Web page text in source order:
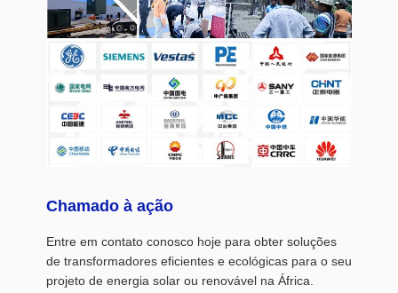
Chamado à ação
Entre em contato conosco hoje para obter soluções
de transformadores eficientes e ecológicas para o seu
projeto de energia solar ou renovável na África.